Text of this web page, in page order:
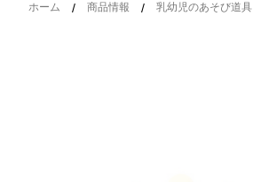
ホーム 商品情報 乳幼児のあそび道具